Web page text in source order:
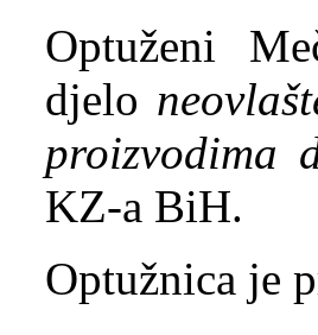
Optuženi
djelo
proizvodima
KZ-a BiH.
Optužnica je